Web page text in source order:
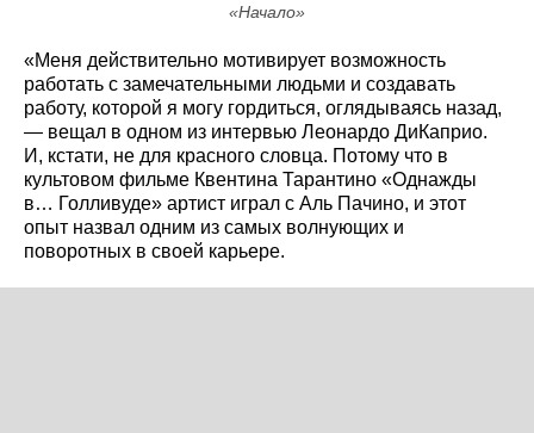
«Начало»
«Меня действительно мотивирует возможность
работать с замечательными людьми и создавать
работу, которой я могу гордиться, оглядываясь назад,
— вещал в одном из интервью Леонардо ДиКаприо.
И, кстати, не для красного словца. Потому что в
культовом фильме Квентина Тарантино «Однажды
в… Голливуде» артист играл с Аль Пачино, и этот
опыт назвал одним из самых волнующих и
поворотных в своей карьере.